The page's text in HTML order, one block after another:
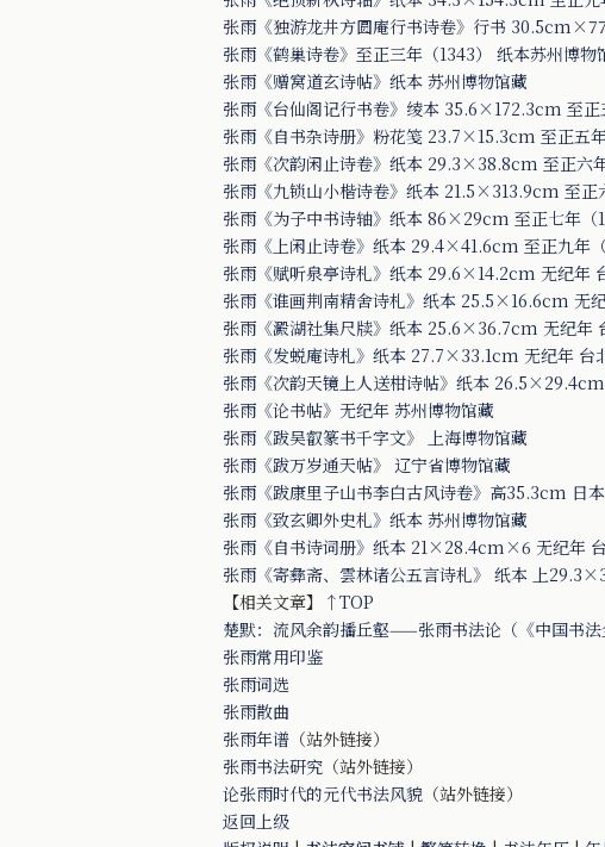
张雨《独游龙井方圆庵行书诗卷》行书
张雨《鹤巢诗卷》至正三年（1343） 纸本苏州博物
张雨《赠窝道玄诗帖》纸本 苏州博物馆藏
张雨《台仙阁记行书卷》绫本 35.6×172.3cm 至正
张雨《自书杂诗册》粉花笺 23.7×15.3cm 至正五
张雨《次韵闲止诗卷》纸本 29.3×38.8cm 至正六
张雨《九锁山小楷诗卷》纸本 21.5×313.9cm 至正
张雨《为子中书诗轴》纸本 86×29cm 至正七年（
张雨《上闲止诗卷》纸本 29.4×41.6cm 至正九年
张雨《赋听泉亭诗札》纸本 29.6×14.2cm 无纪年
张雨《谁画荆南精舍诗札》纸本 25.5×16.6cm 无
张雨《澱湖社集尺牍》纸本 25.6×36.7cm 无纪年
张雨《发蜕庵诗札》纸本 27.7×33.1cm 无纪年 台
张雨《次韵天镜上人送柑诗帖》纸本
张雨《论书帖》无纪年 苏州博物馆藏
张雨《跋吴叡篆书千字文》 上海博物馆藏
张雨《跋万岁通天帖》 辽宁省博物馆藏
张雨《跋康里子山书李白古风诗卷》高35.3cm 日
张雨《致玄卿外史札》纸本 苏州博物馆藏
张雨《自书诗词册》纸本 21×28.4cm×6 无纪年
张雨《寄彝斋、雲林诸公五言诗札》 纸本 上
【相关文章】 ↑TOP
楚默：流风余韵播丘壑——张雨书法论（《中国书法
张雨常用印鉴
张雨词选
张雨散曲
张雨年谱 （站外链接）
张雨书法研究 （站外链接）
论张雨时代的元代书法风貌 （站外链接）
返回上级